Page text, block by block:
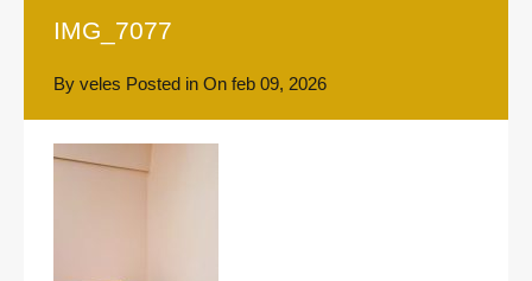
IMG_7077
By veles Posted in On feb 09, 2026